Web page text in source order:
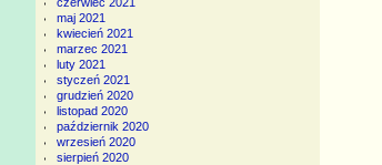
maj 2021
kwiecień 2021
marzec 2021
luty 2021
styczeń 2021
grudzień 2020
listopad 2020
październik 2020
wrzesień 2020
sierpień 2020